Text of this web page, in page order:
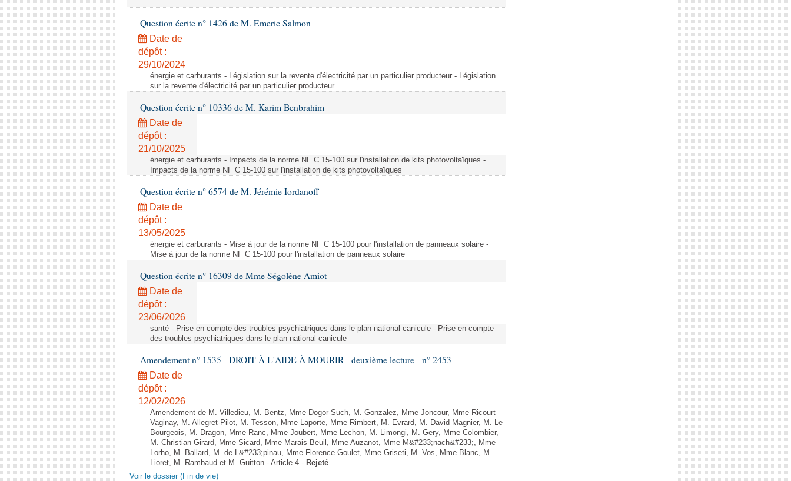
Question écrite n° 1426 de M. Emeric Salmon
Date de
dépôt :
29/10/2024
énergie et carburants - Législation sur la revente d'électricité par un particulier producteur - Législation
sur la revente d'électricité par un particulier producteur
Question écrite n° 10336 de M. Karim Benbrahim
Date de
dépôt :
21/10/2025
énergie et carburants - Impacts de la norme NF C 15-100 sur l'installation de kits photovoltaïques -
Impacts de la norme NF C 15-100 sur l'installation de kits photovoltaïques
Question écrite n° 6574 de M. Jérémie Iordanoff
Date de
dépôt :
13/05/2025
énergie et carburants - Mise à jour de la norme NF C 15-100 pour l'installation de panneaux solaire -
Mise à jour de la norme NF C 15-100 pour l'installation de panneaux solaire
Question écrite n° 16309 de Mme Ségolène Amiot
Date de
dépôt :
23/06/2026
santé - Prise en compte des troubles psychiatriques dans le plan national canicule - Prise en compte
des troubles psychiatriques dans le plan national canicule
Amendement n° 1535 - DROIT À L'AIDE À MOURIR - deuxième lecture - n° 2453
Date de
dépôt :
12/02/2026
Amendement de M. Villedieu, M. Bentz, Mme Dogor-Such, M. Gonzalez, Mme Joncour, Mme Ricourt
Vaginay, M. Allegret-Pilot, M. Tesson, Mme Laporte, Mme Rimbert, M. Evrard, M. David Magnier, M. Le
Bourgeois, M. Dragon, Mme Ranc, Mme Joubert, Mme Lechon, M. Limongi, M. Gery, Mme Colombier,
M. Christian Girard, Mme Sicard, Mme Marais-Beuil, Mme Auzanot, Mme M&#233;nach&#233;, Mme
Lorho, M. Ballard, M. de L&#233;pinau, Mme Florence Goulet, Mme Griseti, M. Vos, Mme Blanc, M.
Lioret, M. Rambaud et M. Guitton - Article 4 - Rejeté
Voir le dossier (Fin de vie)